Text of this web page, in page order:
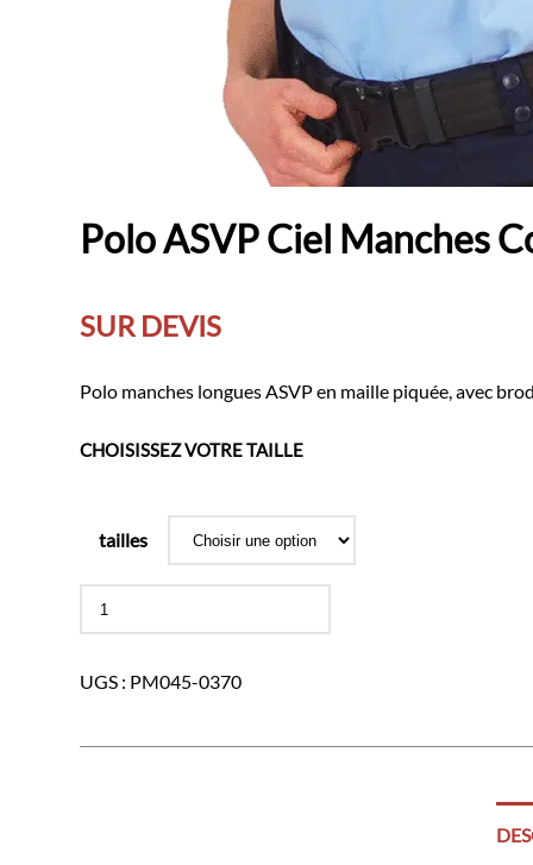
Polo ASVP Ciel Manches
SUR DEVIS
Polo manches longues ASVP en maille piquée, avec
CHOISISSEZ VOTRE TAILLE
tailles
Polo
Ciel
UGS : PM045-0370